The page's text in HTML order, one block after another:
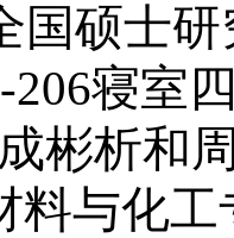
国硕士
寝室
彬析和
料与化